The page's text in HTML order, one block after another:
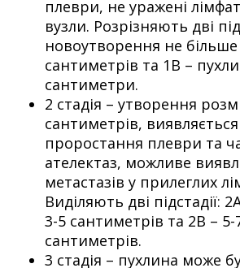
плеври, не уражені
вузли. Розрізняють дві
новоутворення не більше
сантиметрів та 1В –
сантиметри.
2 стадія – утворення
сантиметрів, виявляється
проростання плеври та
ателектаз, можливе
метастазів у прилеглих
Виділяють дві підстадії:
3-5 сантиметрів та 2В – 5-
сантиметрів.
3 стадія – пухлина може